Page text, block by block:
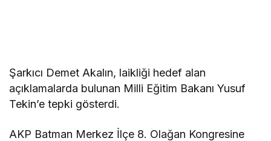
Şarkıcı Demet Akalın, laikliği hedef alan
açıklamalarda bulunan Milli Eğitim Bakanı Yusuf
Tekin’e tepki gösterdi.
AKP Batman Merkez İlçe 8. Olağan Kongresine